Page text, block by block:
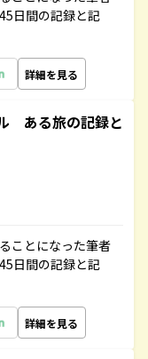
日間の記録と記
詳細を見る
ある旅の記録と
ことになった筆者
日間の記録と記
詳細を見る